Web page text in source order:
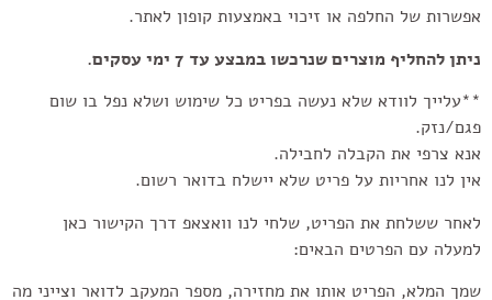
אפשרות של החלפה או זיכוי באמצעות קופון לאתר.
ניתן להחליף מוצרים שנרכשו במבצע עד 7 ימי עסקים.
**עלייך לוודא שלא נעשה בפריט כל שימוש ושלא נפל בו שום
פגם/נזק.
אנא צרפי את הקבלה לחבילה.
אין לנו אחריות על פריט שלא יישלח בדואר רשום.
לאחר ששלחת את הפריט, שלחי לנו וואצאפ דרך הקישור כאן
למעלה עם הפרטים הבאים:
שמך המלא, הפריט אותו את מחזירה, מספר המעקב לדואר וצייני מה